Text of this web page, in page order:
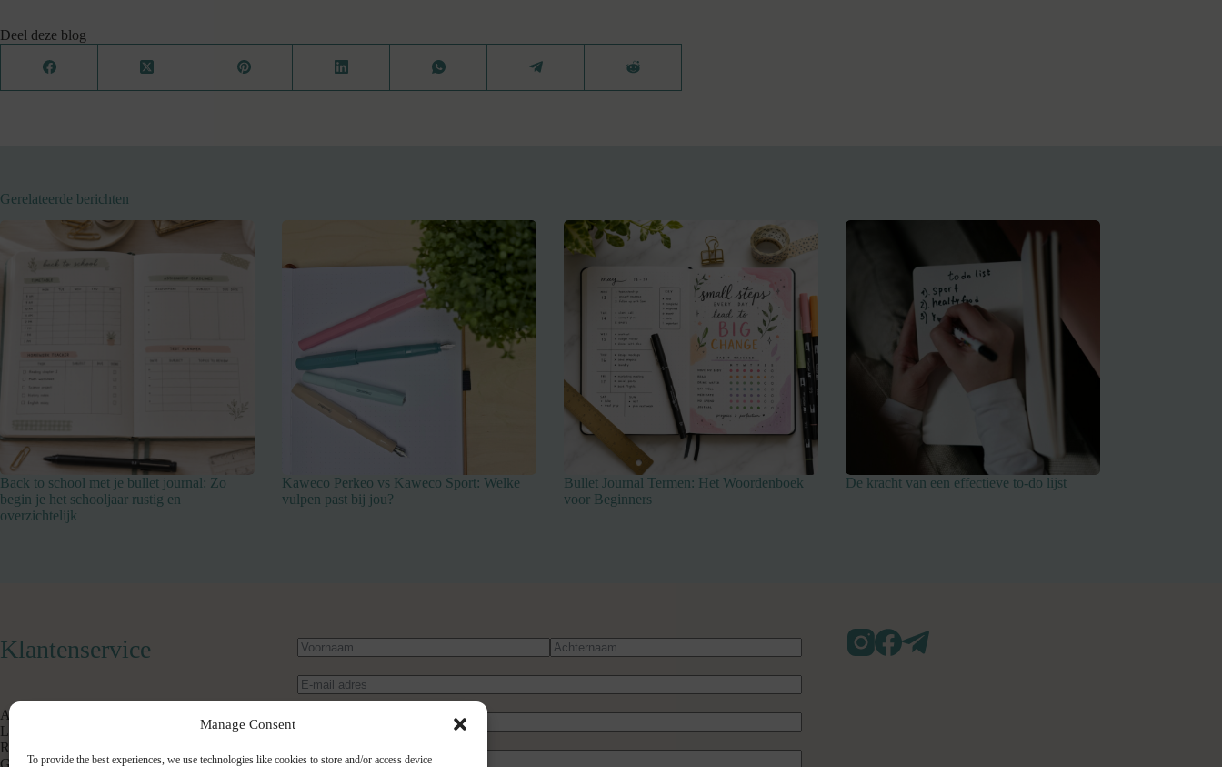
Manage Consent
To provide the best experiences, we use technologies like cookies to store and/or access device
Deel deze blog
Gerelateerde berichten
Back to school met je bullet journal: Zo
begin je het schooljaar rustig en
overzichtelijk
Kaweco Perkeo vs Kaweco Sport: Welke
vulpen past bij jou?
Bullet Journal Termen: Het Woordenboek
voor Beginners
De kracht van een effectieve to-do lijst
Klantenservice
Algemene Voorwaarden
Levertijd & Verzendkosten
Retourneren